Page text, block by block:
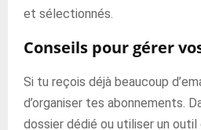
et sélectionnés.
Conseils pour gérer
Si tu reçois déjà beaucoup
d’organiser tes abonnements.
dossier dédié ou utiliser un